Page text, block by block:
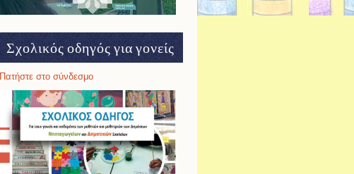
Σχολικός οδηγός για γονείς
Πατήστε στο σύνδεσμο